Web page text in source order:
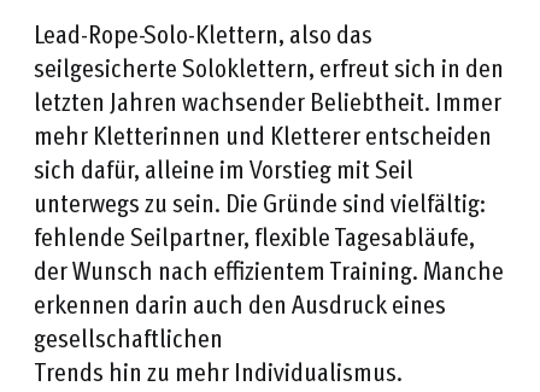
Lead-Rope-Solo-Klettern, also das
seilgesicherte Soloklettern, erfreut sich in den
letzten Jahren wachsender Beliebtheit. Immer
mehr Kletterinnen und Kletterer entscheiden
sich dafür, alleine im Vorstieg mit Seil
unterwegs zu sein. Die Gründe sind vielfältig:
fehlende Seilpartner, flexible Tagesabläufe,
der Wunsch nach effizientem Training. Manche
erkennen darin auch den Ausdruck eines
gesellschaftlichen
Trends hin zu mehr Individualismus.